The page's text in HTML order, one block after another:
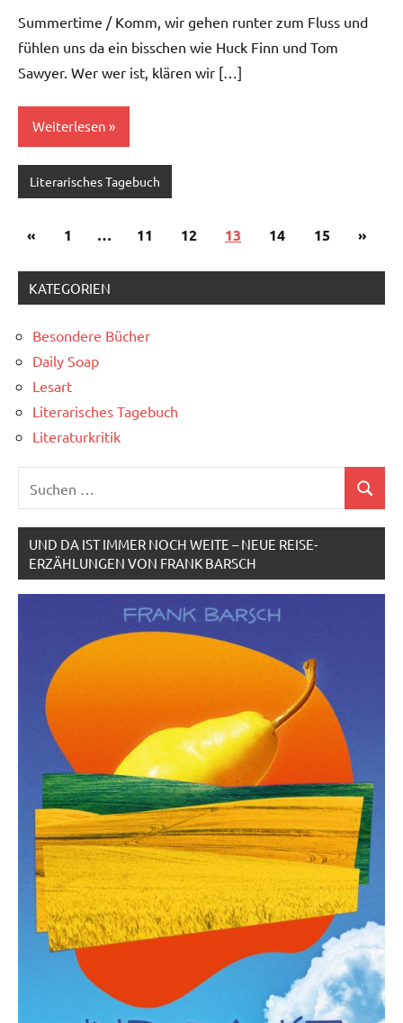
Summertime / Komm, wir gehen runter zum Fluss und
fühlen uns da ein bisschen wie Huck Finn und Tom
Sawyer. Wer wer ist, klären wir […]
Weiterlesen
Literarisches Tagebuch
Seitennummerierung
Beiträge
«Vorherige
1 … 11 12 13 14 15 »
KATEGORIEN
Besondere Bücher
Daily Soap
Lesart
Literarisches Tagebuch
Literaturkritik
nach:
Suchen
UND DA IST IMMER NOCH WEITE – NEUE REISE-
ERZÄHLUNGEN VON FRANK BARSCH